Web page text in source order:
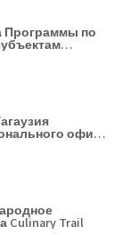
Программы по
офиса
Culinary Trail